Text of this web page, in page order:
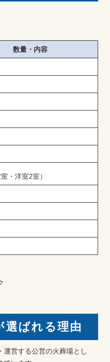
数量・内容
・洋室2室）
選ばれる理由
運営する公営の火葬場とし